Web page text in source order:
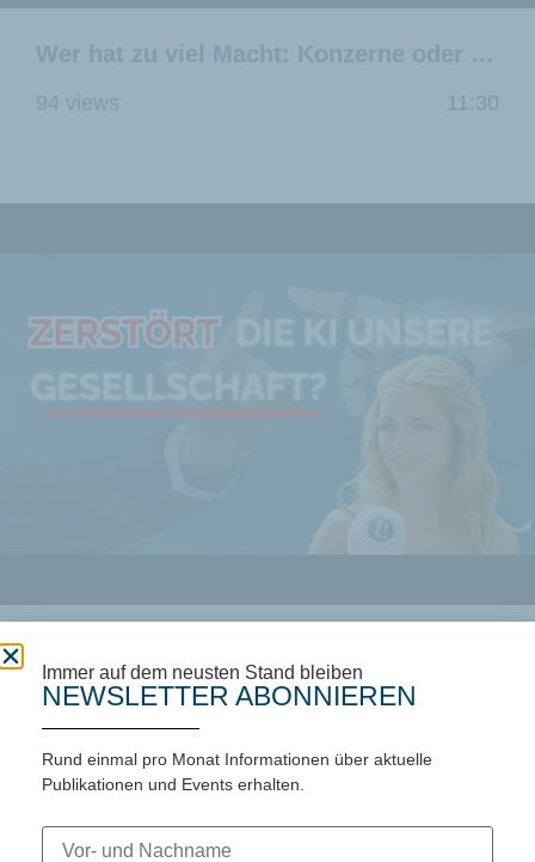
Wer hat zu viel Macht: Konzerne oder der Staat?
94 views 11:30
106 views
Immer auf dem neusten Stand bleiben
NEWSLETTER ABONNIEREN
Rund einmal pro Monat Informationen über aktuelle
Publikationen und Events erhalten.